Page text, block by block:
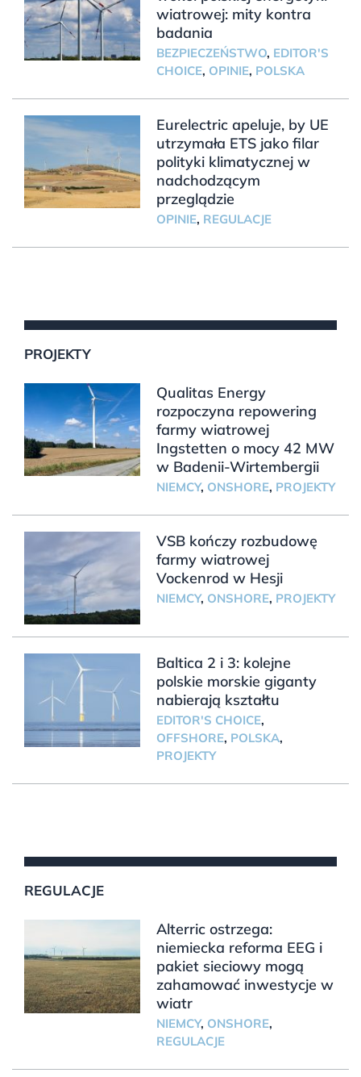
wiatrowej: mity kontra
badania
BEZPIECZEŃSTWO, EDITOR'S
CHOICE, OPINIE, POLSKA
Eurelectric apeluje, by UE
utrzymała ETS jako filar
polityki klimatycznej w
nadchodzącym
przeglądzie
OPINIE, REGULACJE
PROJEKTY
Qualitas Energy
rozpoczyna repowering
farmy wiatrowej
Ingstetten o mocy 42 MW
w Badenii-Wirtembergii
NIEMCY, ONSHORE, PROJEKTY
VSB kończy rozbudowę
farmy wiatrowej
Vockenrod w Hesji
NIEMCY, ONSHORE, PROJEKTY
Baltica 2 i 3: kolejne
polskie morskie giganty
nabierają kształtu
EDITOR'S CHOICE,
OFFSHORE, POLSKA,
PROJEKTY
REGULACJE
Alterric ostrzega:
niemiecka reforma EEG i
pakiet sieciowy mogą
zahamować inwestycje w
wiatr
NIEMCY, ONSHORE,
REGULACJE